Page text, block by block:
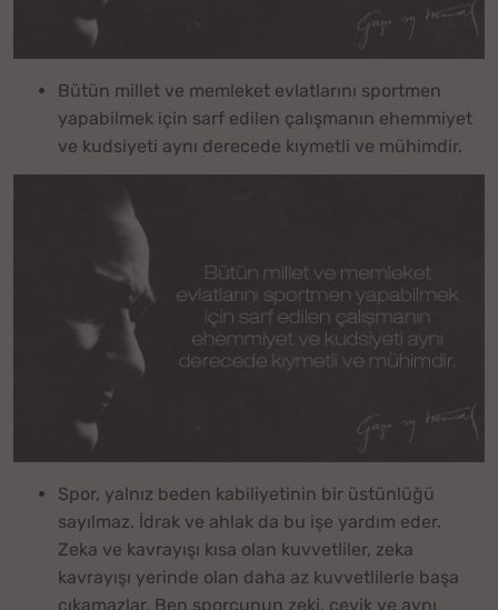
Bütün millet ve memleket evlatlarını sportmen
yapabilmek için sarf edilen çalışmanın ehemmiyet
ve kudsiyeti aynı derecede kıymetli ve mühimdir.
Spor, yalnız beden kabiliyetinin bir üstünlüğü
sayılmaz. İdrak ve ahlak da bu işe yardım eder.
Zeka ve kavrayışı kısa olan kuvvetliler, zeka
kavrayışı yerinde olan daha az kuvvetlilerle başa
çıkamazlar. Ben sporcunun zeki, çevik ve aynı